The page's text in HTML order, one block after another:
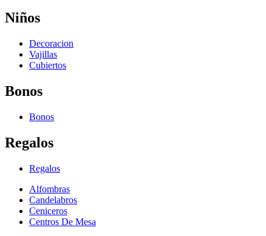
Niños
Decoracion
Vajillas
Cubiertos
Bonos
Bonos
Regalos
Regalos
Alfombras
Candelabros
Ceniceros
Centros De Mesa